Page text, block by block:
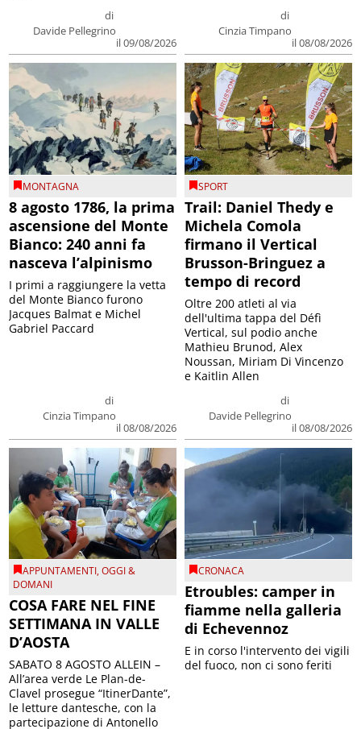
di
Davide Pellegrino
il 09/08/2026
di
Cinzia Timpano
il 08/08/2026
MONTAGNA
8 agosto 1786, la prima
ascensione del Monte
Bianco: 240 anni fa
nasceva l’alpinismo
di
Cinzia Timpano
il 08/08/2026
I primi a raggiungere la vetta
del Monte Bianco furono
Jacques Balmat e Michel
Gabriel Paccard
SPORT
Trail: Daniel Thedy e
Michela Comola
firmano il Vertical
Brusson-Bringuez a
tempo di record
di
Davide Pellegrino
il 08/08/2026
Oltre 200 atleti al via
dell'ultima tappa del Défì
Vertical, sul podio anche
Mathieu Brunod, Alex
Noussan, Miriam Di Vincenzo
e Kaitlin Allen
APPUNTAMENTI,OGGI &
DOMANI
COSA FARE NEL FINE
SETTIMANA IN VALLE
D’AOSTA
SABATO 8 AGOSTO ALLEIN –
All’area verde Le Plan-de-
Clavel prosegue “ItinerDante”,
le letture dantesche, con la
partecipazione di Antonello
CRONACA
Etroubles: camper in
fiamme nella galleria
di Echevennoz
E in corso l'intervento dei vigili
del fuoco, non ci sono feriti